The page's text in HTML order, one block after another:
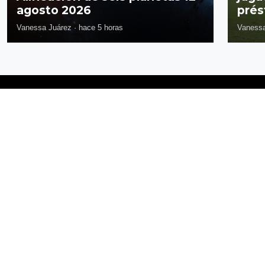
agosto 2026
Vanessa Juárez · hace 5 horas